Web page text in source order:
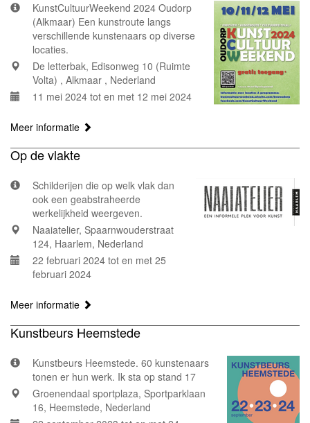
KunstCultuurWeekend 2024 Oudorp
(Alkmaar) Een kunstroute langs
verschillende kunstenaars op diverse
locaties.
De letterbak, Edisonweg 10 (Ruimte
Volta) , Alkmaar , Nederland
11 mei 2024 tot en met 12 mei 2024
Meer informatie
Op de vlakte
Schilderijen die op welk vlak dan
ook een geabstraheerde
werkelijkheid weergeven.
Naaiatelier, Spaarnwouderstraat
124, Haarlem, Nederland
22 februari 2024 tot en met 25
februari 2024
Meer informatie
Kunstbeurs Heemstede
Kunstbeurs Heemstede. 60 kunstenaars
tonen er hun werk. Ik sta op stand 17
Groenendaal sportplaza, Sportparklaan
16, Heemstede, Nederland